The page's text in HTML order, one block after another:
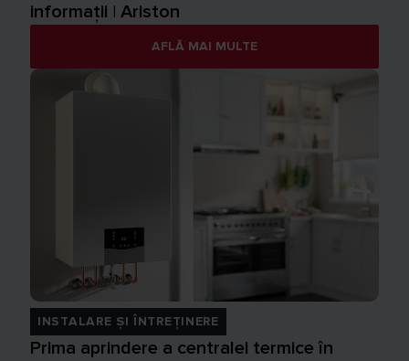
informații | Ariston
AFLĂ MAI MULTE
INSTALARE ȘI ÎNTREȚINERE
Prima aprindere a centralei termice în